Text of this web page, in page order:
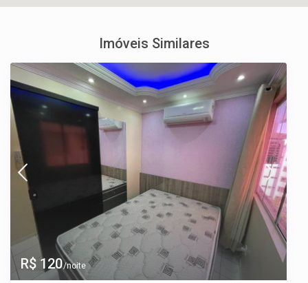
Imóveis Similares
R$ 120/noite